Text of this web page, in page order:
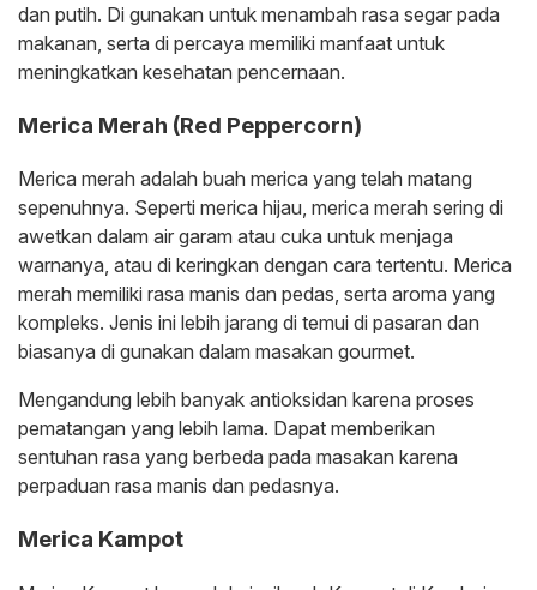
dan putih. Di gunakan untuk menambah rasa segar pada
makanan, serta di percaya memiliki manfaat untuk
meningkatkan kesehatan pencernaan.
Merica Merah (Red Peppercorn)
Merica merah adalah buah merica yang telah matang
sepenuhnya. Seperti merica hijau, merica merah sering di
awetkan dalam air garam atau cuka untuk menjaga
warnanya, atau di keringkan dengan cara tertentu. Merica
merah memiliki rasa manis dan pedas, serta aroma yang
kompleks. Jenis ini lebih jarang di temui di pasaran dan
biasanya di gunakan dalam masakan gourmet.
Mengandung lebih banyak antioksidan karena proses
pematangan yang lebih lama. Dapat memberikan
sentuhan rasa yang berbeda pada masakan karena
perpaduan rasa manis dan pedasnya.
Merica Kampot